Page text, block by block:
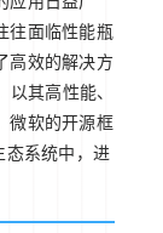
往面临性能瓶
高效的解决方
以其高性能、
微软的开源框
态系统中，进